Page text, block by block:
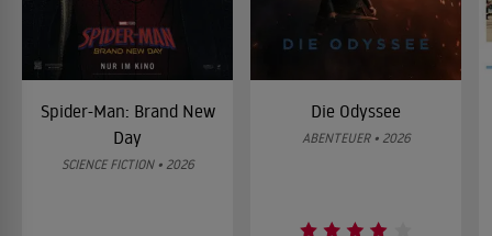
Spider-Man: Brand New
Day
SCIENCE FICTION • 2026
Die Odyssee
ABENTEUER • 2026